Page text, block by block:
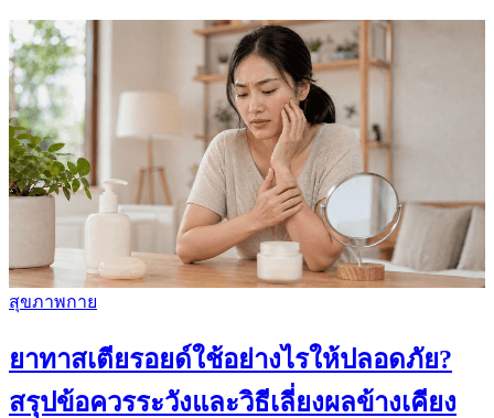
สุขภาพกาย
ยาทาสเตียรอยด์ใช้อย่างไรให้ปลอดภัย?
สรุปข้อควรระวังและวิธีเลี่ยงผลข้างเคียง